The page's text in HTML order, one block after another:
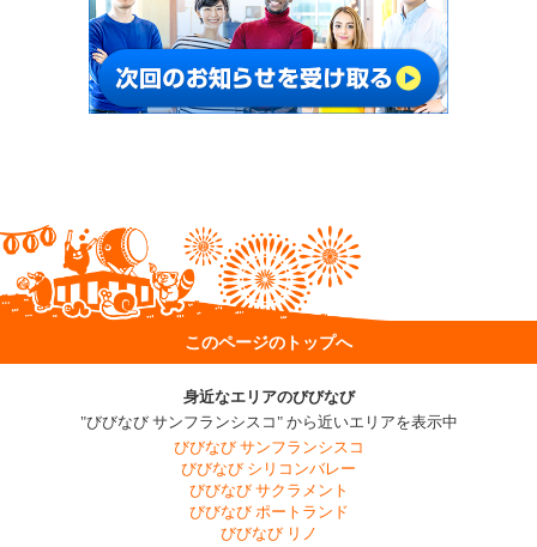
このページのトップへ
身近なエリアのびびなび
"びびなび サンフランシスコ" から近いエリアを表示中
びびなび サンフランシスコ
びびなび シリコンバレー
びびなび サクラメント
びびなび ポートランド
びびなび リノ